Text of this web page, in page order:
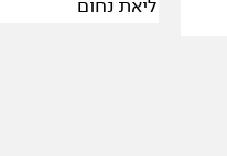
ליאת נחום